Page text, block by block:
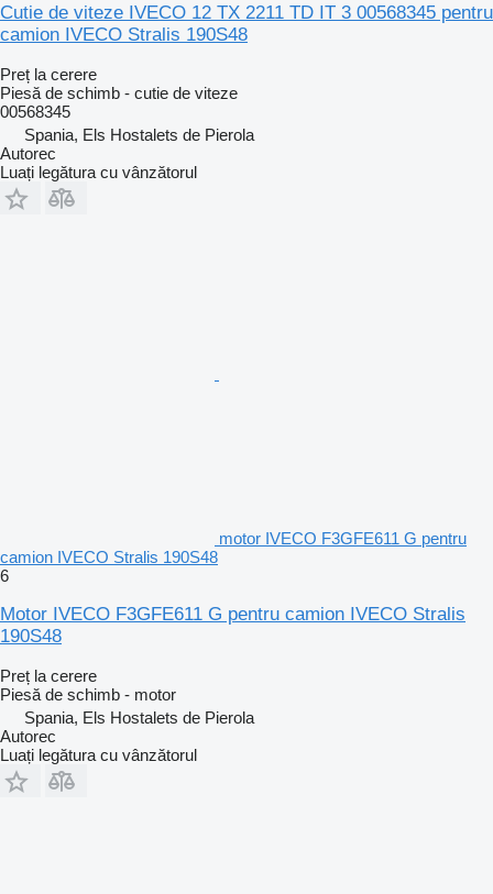
Cutie de viteze IVECO 12 TX 2211 TD IT 3 00568345 pentru
camion IVECO Stralis 190S48
Preț la cerere
Piesă de schimb - cutie de viteze
00568345
Spania, Els Hostalets de Pierola
Autorec
Luați legătura cu vânzătorul
motor IVECO F3GFE611 G pentru
camion IVECO Stralis 190S48
6
Motor IVECO F3GFE611 G pentru camion IVECO Stralis
190S48
Preț la cerere
Piesă de schimb - motor
Spania, Els Hostalets de Pierola
Autorec
Luați legătura cu vânzătorul